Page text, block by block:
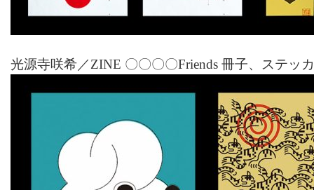
光源寺咲希／ZINE 〇〇〇〇Friends 冊子、ステッ